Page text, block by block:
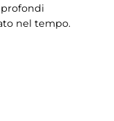
nel tempo.